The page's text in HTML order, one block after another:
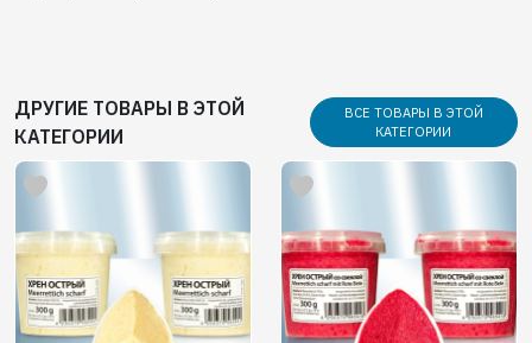
ДРУГИЕ ТОВАРЫ В ЭТОЙ
КАТЕГОРИИ
ВСЕ ТОВАРЫ В ЭТОЙ
КАТЕГОРИИ